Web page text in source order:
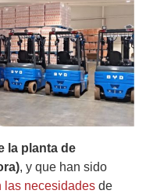
la planta de
, y que han sido
las necesidades de